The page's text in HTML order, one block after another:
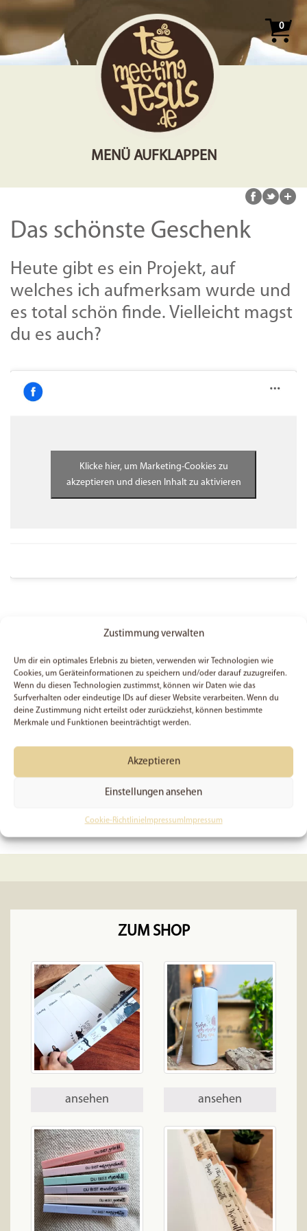
Zustimmung verwalten
Um dir ein optimales Erlebnis zu bieten, verwenden wir Technologien wie
Cookies, um Geräteinformationen zu speichern und/oder darauf zuzugreifen.
Wenn du diesen Technologien zustimmst, können wir Daten wie das
Surfverhalten oder eindeutige IDs auf dieser Website verarbeiten. Wenn du
deine Zustimmung nicht erteilst oder zurückziehst, können bestimmte
Merkmale und Funktionen beeinträchtigt werden.
Akzeptieren
Einstellungen ansehen
Cookie-RichtlinieImpressumImpressum
0
MENÜ AUFKLAPPEN
Das schönste Geschenk
Heute gibt es ein Projekt, auf
welches ich aufmerksam wurde und
es total schön finde. Vielleicht magst
du es auch?
Klicke hier, um Marketing-Cookies zu
akzeptieren und diesen Inhalt zu aktivieren
Hier findest du mehr Informationen
Geschenk!
Möchtest Du vom 1. bis 24. Dezember
einfach automatisch per Mail erhalten?
Kein Problem,melde dich einfach hier an
<< zurück
ZUM SHOP
ansehen ansehen